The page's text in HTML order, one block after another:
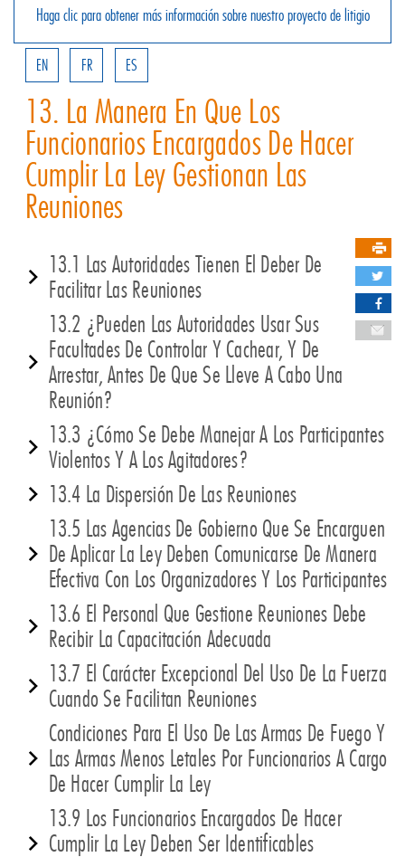
Haga clic para obtener más información sobre nuestro proyecto de litigio
EN FR ES
13. La Manera En Que Los
Funcionarios Encargados De Hacer
Cumplir La Ley Gestionan Las
Reuniones
13.1 Las Autoridades Tienen El Deber De
Facilitar Las Reuniones
13.2 ¿Pueden Las Autoridades Usar Sus
Facultades De Controlar Y Cachear, Y De
Arrestar, Antes De Que Se Lleve A Cabo Una
Reunión?
13.3 ¿Cómo Se Debe Manejar A Los Participantes
Violentos Y A Los Agitadores?
13.4 La Dispersión De Las Reuniones
13.5 Las Agencias De Gobierno Que Se Encarguen
De Aplicar La Ley Deben Comunicarse De Manera
Efectiva Con Los Organizadores Y Los Participantes
13.6 El Personal Que Gestione Reuniones Debe
Recibir La Capacitación Adecuada
13.7 El Carácter Excepcional Del Uso De La Fuerza
Cuando Se Facilitan Reuniones
Condiciones Para El Uso De Las Armas De Fuego Y
Las Armas Menos Letales Por Funcionarios A Cargo
De Hacer Cumplir La Ley
13.9 Los Funcionarios Encargados De Hacer
Cumplir La Ley Deben Ser Identificables